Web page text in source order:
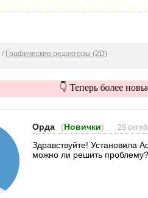
/ Графические редакторы (2D)
👇 Теперь более
Орда (Новички) 28
Здравствуйте! Установила
можно ли решить проблему?